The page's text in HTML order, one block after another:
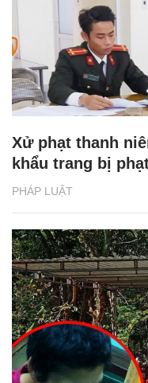
PHÁP LUẬT
Xử phạt thanh
khẩu trang bị